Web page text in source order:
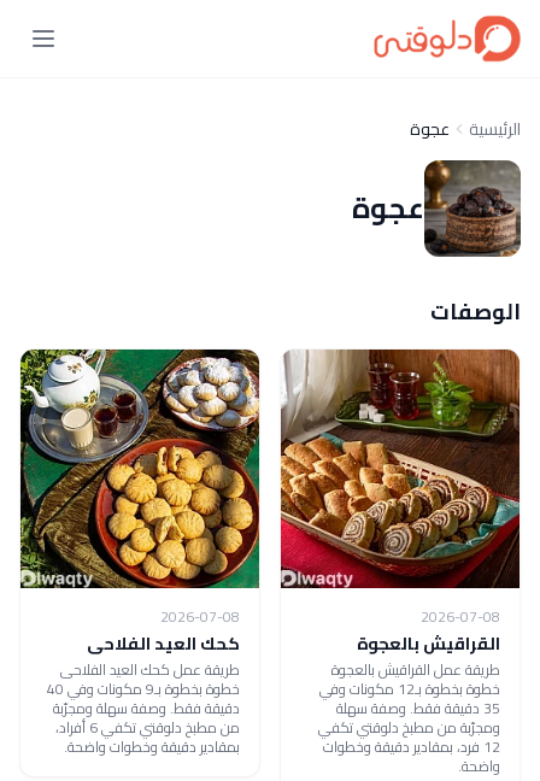
الرئيسية عجوة
عجوة
الوصفات
2026-07-08
القراقيش بالعجوة
طريقة عمل القراقيش بالعجوة
خطوة بخطوة بـ12 مكونات وفي
35 دقيقة فقط. وصفة سهلة
ومجرّبة من مطبخ دلوقتي تكفي
12 فرد، بمقادير دقيقة وخطوات
واضحة.
2026-07-08
كحك العيد الفلاحى
طريقة عمل كحك العيد الفلاحى
خطوة بخطوة بـ9 مكونات وفي 40
دقيقة فقط. وصفة سهلة ومجرّبة
من مطبخ دلوقتي تكفي 6 أفراد،
بمقادير دقيقة وخطوات واضحة.